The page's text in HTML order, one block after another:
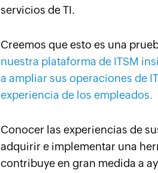
servicios de TI.
Creemos que esto es una
nuestra plataforma de ITSM
a ampliar sus operaciones de
experiencia de los empleados.
Conocer las experiencias de
adquirir e implementar una
contribuye en gran medida a